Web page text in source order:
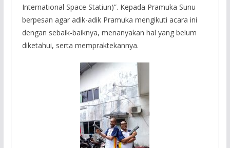
International Space Statiun)”. Kepada Pramuka Sunu
berpesan agar adik-adik Pramuka mengikuti acara ini
dengan sebaik-baiknya, menanyakan hal yang belum
diketahui, serta mempraktekannya.